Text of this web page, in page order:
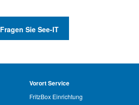
Fragen Sie See-IT
Vorort Service
FritzBox Einrichtung